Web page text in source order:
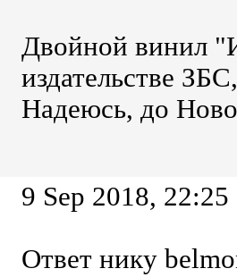
Двойной винил
издательстве
Надеюсь, до
9 Sep 2018, 22:25
Ответ нику